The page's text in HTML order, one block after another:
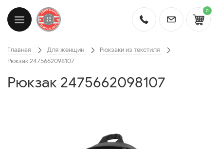
0
Главная Для женщин
Рюкзаки из текстиля
Рюкзак 2475662098107
Рюкзак 2475662098107